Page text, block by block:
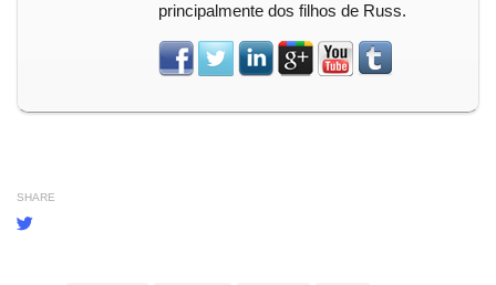
principalmente dos filhos de Russ.
SHARE